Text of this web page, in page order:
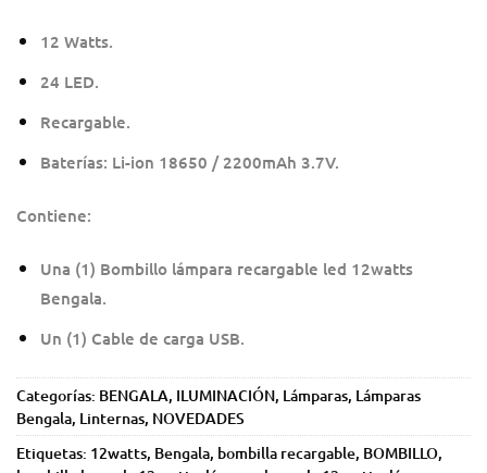
12 Watts.
24 LED.
Recargable.
Baterías: Li-ion 18650 / 2200mAh 3.7V.
Contiene:
Una (1) Bombillo lámpara recargable led 12watts
Bengala.
Un (1) Cable de carga USB.
Categorías: BENGALA, ILUMINACIÓN, Lámparas, Lámparas
Bengala, Linternas, NOVEDADES
Etiquetas: 12watts, Bengala, bombilla recargable, BOMBILLO,